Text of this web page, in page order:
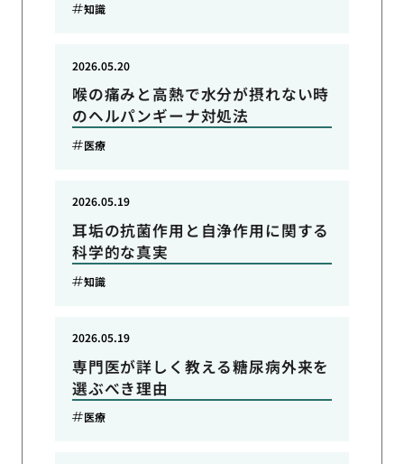
知識
喉の痛みと高熱で水分が摂れない時
のヘルパンギーナ対処法
2026.05.20
医療
耳垢の抗菌作用と自浄作用に関する
科学的な真実
2026.05.19
知識
専門医が詳しく教える糖尿病外来を
選ぶべき理由
2026.05.19
医療